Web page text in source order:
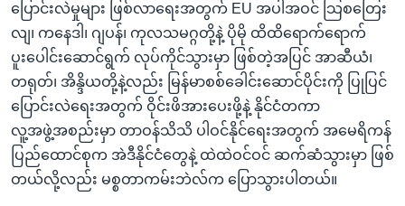
ပြောင်းလဲမှုများ ဖြစ်လာရေးအတွက် EU အပါအဝင် သြစတြေး
လျ၊ ကနေဒါ၊ ဂျပန်၊ ကုလသမဂ္ဂတို့နဲ့ ပိုမို ထိထိရောက်ရောက်
ပူးပေါင်းဆောင်ရွက် လုပ်ကိုင်သွားမှာ ဖြစ်တဲ့အပြင် အာဆီယံ၊
တရုတ်၊ အိန္ဒိယတို့နဲ့လည်း မြန်မာစစ်ခေါင်းဆောင်ပိုင်းကို ပြုပြင်
ပြောင်းလဲရေးအတွက် ဝိုင်းဖိအားပေးဖို့နဲ့ နိုင်ငံတကာ
လူ့အဖွဲ့အစည်းမှာ တာဝန်သိသိ ပါဝင်နိုင်ရေးအတွက် အမေရိကန်
ပြည်ထောင်စုက အဲဒီနိုင်ငံတွေနဲ့ ထဲထဲဝင်ဝင် ဆက်ဆံသွားမှာ ဖြစ်
တယ်လို့လည်း မစ္စတာကမ်းဘဲလ်က ပြောသွားပါတယ်။